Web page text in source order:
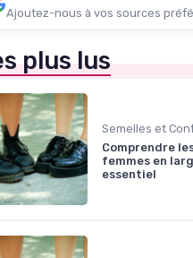
Ajoutez-nous à vos sources
plus lus
Comprendre
femmes en
essentiel